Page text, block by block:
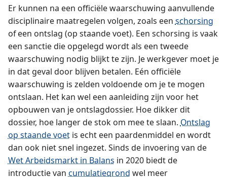
Er kunnen na een officiële waarschuwing aanvullende
disciplinaire maatregelen volgen, zoals een schorsing
of een ontslag (op staande voet). Een schorsing is vaak
een sanctie die opgelegd wordt als een tweede
waarschuwing nodig blijkt te zijn. Je werkgever moet je
in dat geval door blijven betalen. Eén officiële
waarschuwing is zelden voldoende om je te mogen
ontslaan. Het kan wel een aanleiding zijn voor het
opbouwen van je ontslagdossier. Hoe dikker dit
dossier, hoe langer de stok om mee te slaan. Ontslag
op staande voetis echt een paardenmiddel en wordt
dan ook niet snel ingezet. Sinds de invoering van de
Wet Arbeidsmarkt in Balans in 2020 biedt de
introductie van cumulatiegrond wel meer